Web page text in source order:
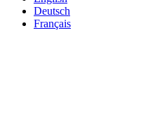
Deutsch
Français